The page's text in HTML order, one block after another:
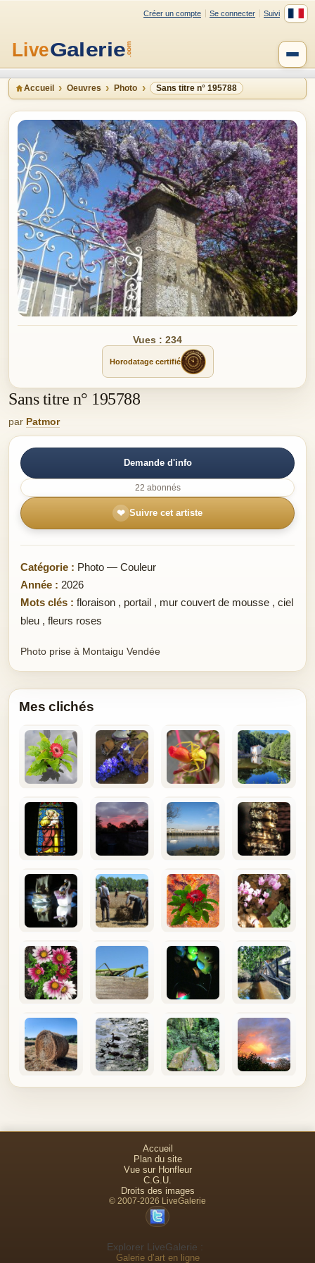
Créer un compte Se connecter Suivi
Accueil Oeuvres Photo Sans titre n° 195788
Vues : 234
Horodatage certifié
Sans titre n° 195788
par Patmor
Demande d'info
22 abonnés
❤ Suivre cet artiste
Catégorie : Photo — Couleur
Année : 2026
Mots clés : floraison , portail , mur couvert de mousse , ciel
bleu , fleurs roses
Photo prise à Montaigu Vendée
Mes clichés
Accueil
Plan du site
Vue sur Honfleur
C.G.U.
Droits des images
© 2007-2026 LiveGalerie
Explorer LiveGalerie :
Galerie d’art en ligne